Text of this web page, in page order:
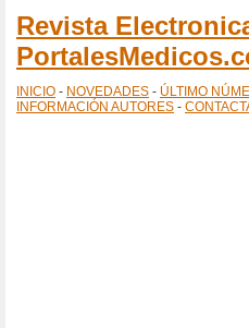
Revista
INICIO - NOVEDADES - ÚLTIMO
INFORMACIÓN AUTORES -